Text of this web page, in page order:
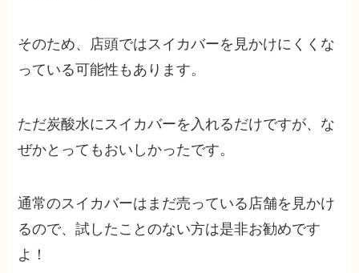
そのため、店頭ではスイカバーを見かけにくくな
っている可能性もあります。
ただ炭酸水にスイカバーを入れるだけですが、な
ぜかとってもおいしかったです。
通常のスイカバーはまだ売っている店舗を見かけ
るので、試したことのない方は是非お勧めです
よ！